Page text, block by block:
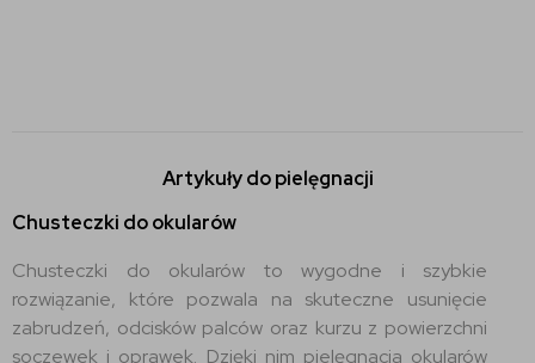
Artykuły do pielęgnacji
Chusteczki do okularów
Chusteczki do okularów to wygodne i szybkie
rozwiązanie, które pozwala na skuteczne usunięcie
zabrudzeń, odcisków palców oraz kurzu z powierzchni
soczewek i oprawek. Dzięki nim pielęgnacja okularów